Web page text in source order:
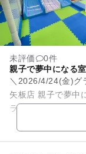
未評価
0件
親子で夢中になる
＼2026/4/24(金)グランドオー
矢板店 親子で夢中
ランドUSは、家族